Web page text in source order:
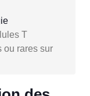
T
ou rares sur